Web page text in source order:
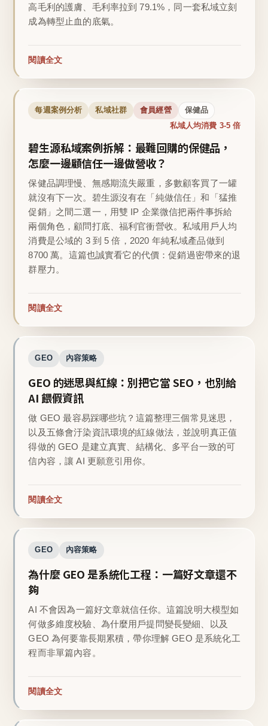
高毛利的護膚、毛利率拉到 79.1%，同一套私域立刻
成為轉型止血的底氣。
閱讀全文
每週案例分析 私域社群 會員經營 保健品
私域人均消費 3-5 倍
碧生源私域案例拆解：最難回購的保健品，
怎麼一邊顧信任一邊做營收？
保健品調理慢、無感期流失嚴重，多數顧客買了一罐
就沒有下一次。碧生源沒有在「純做信任」和「猛推
促銷」之間二選一，用雙 IP 企業微信把兩件事拆給
兩個角色，顧問打底、福利官衝營收。私域用戶人均
消費是公域的 3 到 5 倍，2020 年純私域產品做到
8700 萬。這篇也誠實看它的代價：促銷過密帶來的退
群壓力。
閱讀全文
GEO 內容策略
GEO 的迷思與紅線：別把它當 SEO，也別給
AI 餵假資訊
做 GEO 最容易踩哪些坑？這篇整理三個常見迷思，
以及五條會汙染資訊環境的紅線做法，並說明真正值
得做的 GEO 是建立真實、結構化、多平台一致的可
信內容，讓 AI 更願意引用你。
閱讀全文
GEO 內容策略
為什麼 GEO 是系統化工程：一篇好文章還不
夠
AI 不會因為一篇好文章就信任你。這篇說明大模型如
何做多維度校驗、為什麼用戶提問變長變細、以及
GEO 為何要靠長期累積，帶你理解 GEO 是系統化工
程而非單篇內容。
閱讀全文